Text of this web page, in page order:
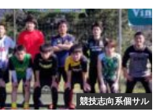
競技志向系個サル